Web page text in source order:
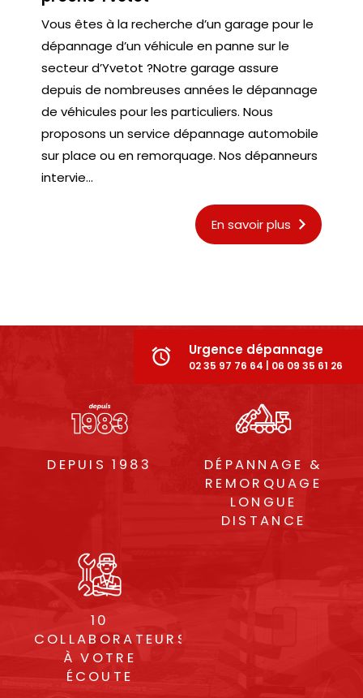
Vous êtes à la recherche d’un garage pour le
dépannage d’un véhicule en panne sur le
secteur d’Yvetot ?Notre garage assure
depuis de nombreuses années le dépannage
de véhicules pour les particuliers. Nous
proposons un service dépannage automobile
sur place ou en remorquage. Nos dépanneurs
intervie...
En savoir plus
DEPUIS 1983
DÉPANNAGE &
REMORQUAGE
LONGUE
DISTANCE
10
COLLABORATEURS
À VOTRE
ÉCOUTE
alarm Urgence dépannage
02 35 97 76 64 | 06 09 35 61 26